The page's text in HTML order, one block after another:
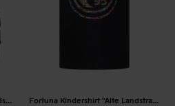
Fortuna Kinderhoodie "Alte Landstraße" Fortuna Kindershirt "Alte Landstraße"